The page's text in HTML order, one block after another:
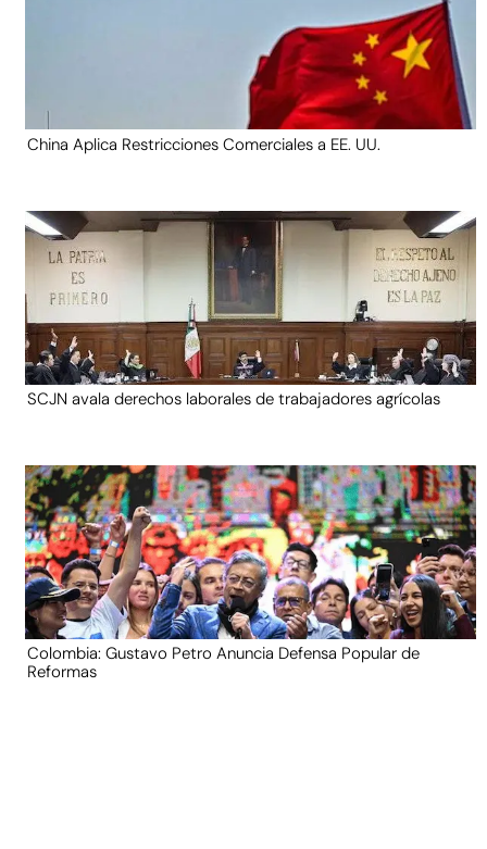
China Aplica Restricciones Comerciales a EE. UU.
SCJN avala derechos laborales de trabajadores agrícolas
Colombia: Gustavo Petro Anuncia Defensa Popular de
Reformas